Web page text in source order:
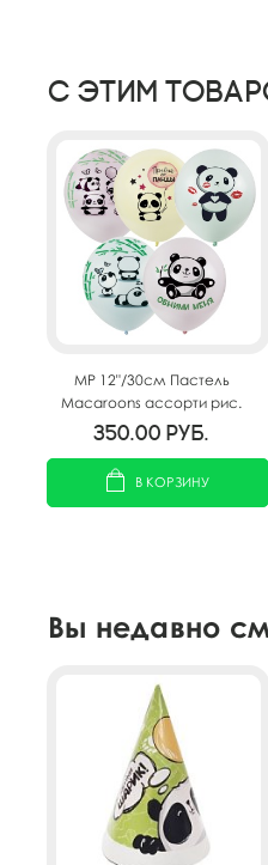
С этим
MP 12"/30см Пастель
Macaroons ассорти рис.
Панды 25шт
350.00 руб.
В КОРЗИНУ
Вы недавно